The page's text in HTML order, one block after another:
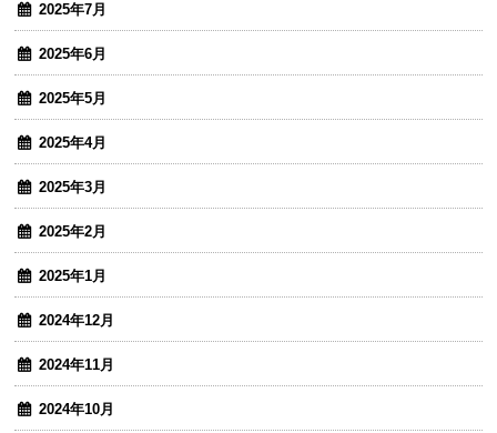
2025年7月
2025年6月
2025年5月
2025年4月
2025年3月
2025年2月
2025年1月
2024年12月
2024年11月
2024年10月